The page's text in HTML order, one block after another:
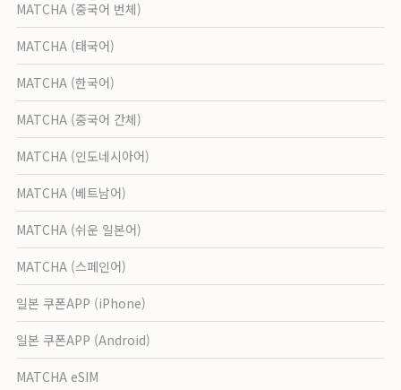
MATCHA (중국어 번체)
MATCHA (태국어)
MATCHA (한국어)
MATCHA (중국어 간체)
MATCHA (인도네시아어)
MATCHA (베트남어)
MATCHA (쉬운 일본어)
MATCHA (스페인어)
일본 쿠폰APP (iPhone)
일본 쿠폰APP (Android)
MATCHA eSIM